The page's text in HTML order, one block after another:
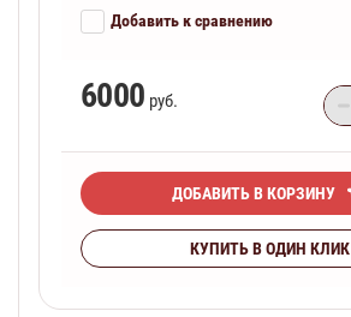
Добавить к сравнению
6000 руб.
ДОБАВИТЬ В КОРЗИНУ
КУПИТЬ В ОДИН КЛИК